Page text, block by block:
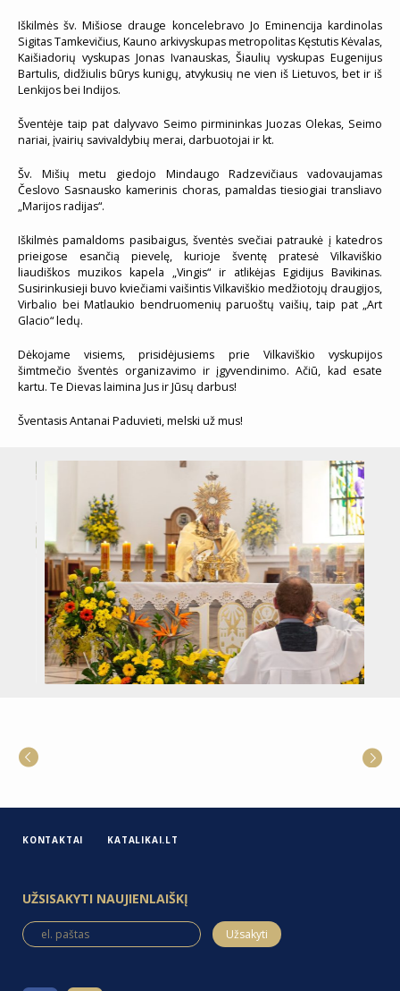
Iškilmės šv. Mišiose drauge koncelebravo Jo Eminencija kardinolas
Sigitas Tamkevičius, Kauno arkivyskupas metropolitas Kęstutis Kėvalas,
Kaišiadorių vyskupas Jonas Ivanauskas, Šiaulių vyskupas Eugenijus
Bartulis, didžiulis būrys kunigų, atvykusių ne vien iš Lietuvos, bet ir iš
Lenkijos bei Indijos.
Šventėje taip pat dalyvavo Seimo pirmininkas Juozas Olekas, Seimo
nariai, įvairių savivaldybių merai, darbuotojai ir kt.
Šv. Mišių metu giedojo Mindaugo Radzevičiaus vadovaujamas
Česlovo Sasnausko kamerinis choras, pamaldas tiesiogiai transliavo
„Marijos radijas“.
Iškilmės pamaldoms pasibaigus, šventės svečiai patraukė į katedros
prieigose esančią pievelę, kurioje šventę pratesė Vilkaviškio
liaudiškos muzikos kapela „Vingis“ ir atlikėjas Egidijus Bavikinas.
Susirinkusieji buvo kviečiami vaišintis Vilkaviškio medžiotojų draugijos,
Virbalio bei Matlaukio bendruomenių paruoštų vaišių, taip pat „Art
Glacio“ ledų.
Dėkojame visiems, prisidėjusiems prie Vilkaviškio vyskupijos
šimtmečio šventės organizavimo ir įgyvendinimo. Ačiū, kad esate
kartu. Te Dievas laimina Jus ir Jūsų darbus!
Šventasis Antanai Paduvieti, melski už mus!
KONTAKTAI KATALIKAI.LT
UŽSISAKYTI NAUJIENLAIŠKĮ